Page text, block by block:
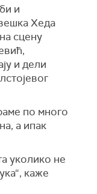
и
Хеда
сцену
и дели
по много
а ипак
уколико не
каже